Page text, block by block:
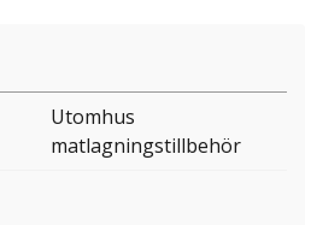
Utomhus
matlagningstillbehör